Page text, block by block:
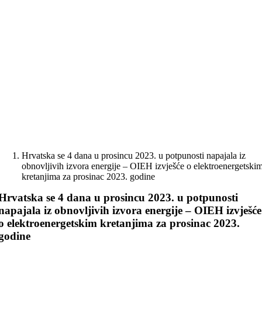
Hrvatska se 4 dana u prosincu 2023. u potpunosti napajala iz
obnovljivih izvora energije – OIEH izvješće o
kretanjima za prosinac 2023. godine
se 4 dana u prosincu 2023. u potpunosti
iz obnovljivih izvora energije – OIEH izvješće
elektroenergetskim kretanjima za prosinac 2023.